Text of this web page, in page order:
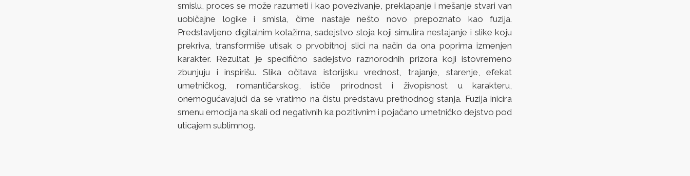
smislu, proces se može razumeti i kao povezivanje, preklapanje i mešanje stvari van
uobičajne logike i smisla, čime nastaje nešto novo prepoznato kao fuzija.
Predstavljeno digitalnim kolažima, sadejstvo sloja koji simulira nestajanje i slike koju
prekriva, transformiše utisak o prvobitnoj slici na način da ona poprima izmenjen
karakter. Rezultat je specifično sadejstvo raznorodnih prizora koji istovremeno
zbunjuju i inspirišu. Slika očitava istorijsku vrednost, trajanje, starenje, efekat
umetničkog, romantičarskog, ističe prirodnost i živopisnost u karakteru,
onemogućavajući da se vratimo na čistu predstavu prethodnog stanja. Fuzija inicira
smenu emocija na skali od negativnih ka pozitivnim i pojačano umetničko dejstvo pod
uticajem sublimnog.